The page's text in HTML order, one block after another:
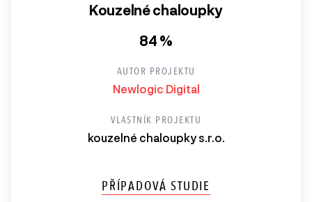
Kouzelné chaloupky
84 %
AUTOR PROJEKTU
Newlogic Digital
VLASTNÍK PROJEKTU
kouzelné chaloupky s.r.o.
PŘÍPADOVÁ STUDIE